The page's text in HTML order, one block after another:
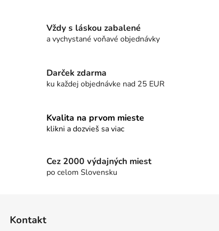
d
a
p
k
y
p
i
Vždy s láskou zabalené
a vychystané voňavé objednávky
Darček zdarma
ku každej objednávke nad 25 EUR
Kvalita na prvom mieste
klikni a dozvieš sa viac
Cez 2000 výdajných miest
po celom Slovensku
Kontakt